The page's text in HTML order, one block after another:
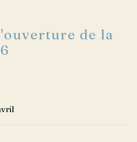
de la